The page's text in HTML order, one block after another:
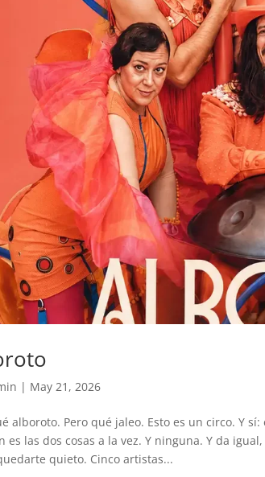
| May 21, 2026
alboroto. Pero qué jaleo. Esto es un circo. Y
es las dos cosas a la vez. Y ninguna. Y da
quieto. Cinco artistas...